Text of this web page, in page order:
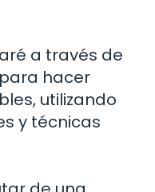
a través de
hacer
utilizando
y técnicas